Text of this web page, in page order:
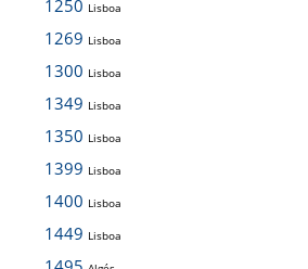
1250 Lisboa
1269 Lisboa
1300 Lisboa
1349 Lisboa
1350 Lisboa
1399 Lisboa
1400 Lisboa
1449 Lisboa